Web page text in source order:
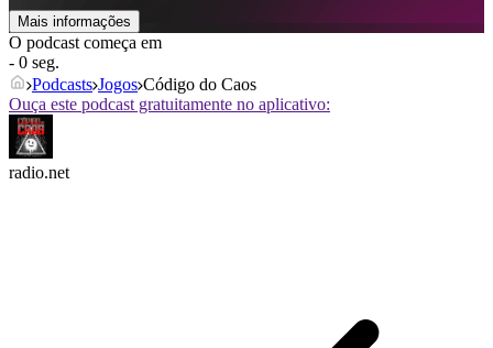
Mais informações
O podcast começa em
- 0 seg.
Podcasts Jogos Código do Caos
Ouça este podcast gratuitamente no aplicativo:
radio.net